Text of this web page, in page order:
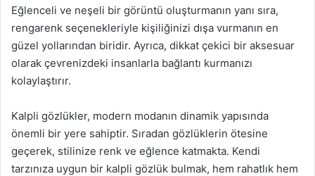
Eğlenceli ve neşeli bir görüntü oluşturmanın yanı sıra,
rengarenk seçenekleriyle kişiliğinizi dışa vurmanın en
güzel yollarından biridir. Ayrıca, dikkat çekici bir aksesuar
olarak çevrenizdeki insanlarla bağlantı kurmanızı
kolaylaştırır.
Kalpli gözlükler, modern modanın dinamik yapısında
önemli bir yere sahiptir. Sıradan gözlüklerin ötesine
geçerek, stilinize renk ve eğlence katmakta. Kendi
tarzınıza uygun bir kalpli gözlük bulmak, hem rahatlık hem